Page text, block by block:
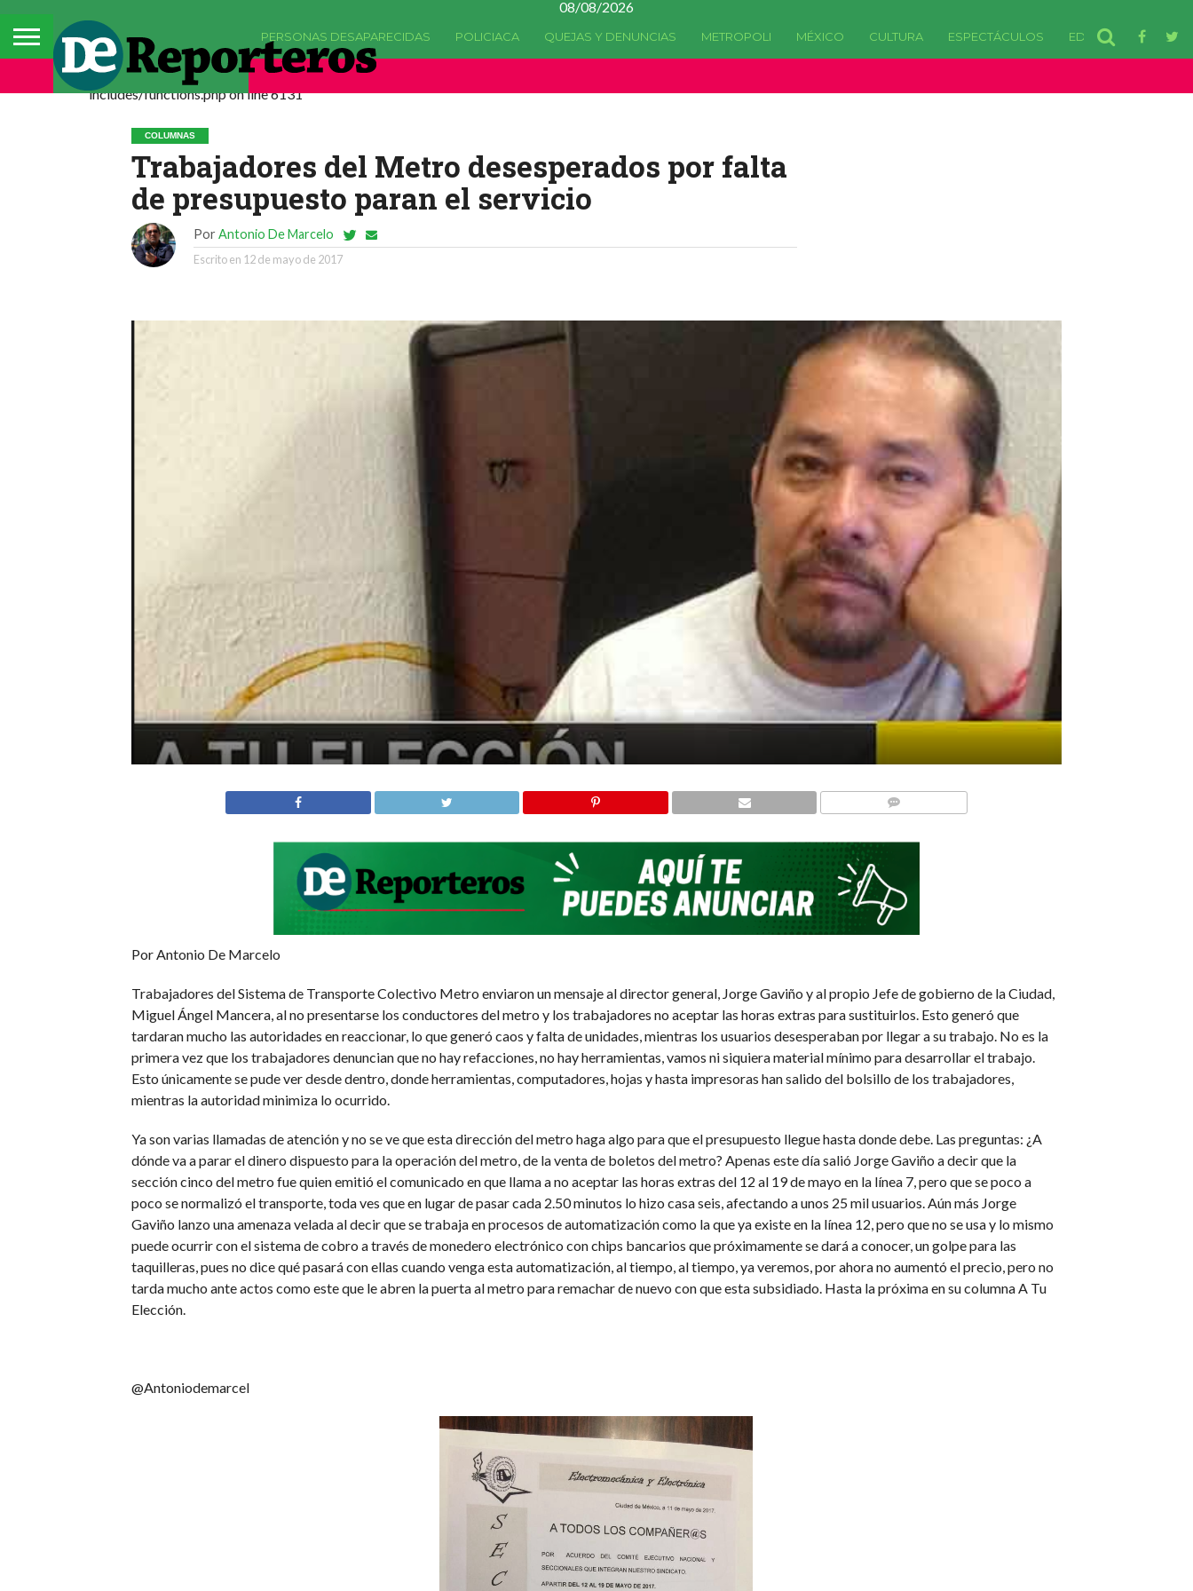
08/08/2026
PERSONAS DESAPARECIDAS POLICIACA QUEJAS Y DENUNCIAS METROPOLI MÉXICO CULTURA ESPECTÁCULOS EDOMEX
Deprecated: La función comments_popup_script ha quedado
includes/functions.php on line 6131
COLUMNAS
Trabajadores del Metro desesperados por falta
de presupuesto paran el servicio
Por Antonio De Marcelo
Escrito en 12 de mayo de 2017
Por Antonio De Marcelo
Trabajadores del Sistema de Transporte Colectivo Metro enviaron un mensaje al director general, Jorge Gaviño y al propio Jefe de gobierno de la Ciudad,
Miguel Ángel Mancera, al no presentarse los conductores del metro y los trabajadores no aceptar las horas extras para sustituirlos. Esto generó que
tardaran mucho las autoridades en reaccionar, lo que generó caos y falta de unidades, mientras los usuarios desesperaban por llegar a su trabajo. No es la
primera vez que los trabajadores denuncian que no hay refacciones, no hay herramientas, vamos ni siquiera material mínimo para desarrollar el trabajo.
Esto únicamente se pude ver desde dentro, donde herramientas, computadores, hojas y hasta impresoras han salido del bolsillo de los trabajadores,
mientras la autoridad minimiza lo ocurrido.
Ya son varias llamadas de atención y no se ve que esta dirección del metro haga algo para que el presupuesto llegue hasta donde debe. Las preguntas: ¿A
dónde va a parar el dinero dispuesto para la operación del metro, de la venta de boletos del metro? Apenas este día salió Jorge Gaviño a decir que la
sección cinco del metro fue quien emitió el comunicado en que llama a no aceptar las horas extras del 12 al 19 de mayo en la línea 7, pero que se poco a
poco se normalizó el transporte, toda ves que en lugar de pasar cada 2.50 minutos lo hizo casa seis, afectando a unos 25 mil usuarios. Aún más Jorge
Gaviño lanzo una amenaza velada al decir que se trabaja en procesos de automatización como la que ya existe en la línea 12, pero que no se usa y lo mismo
puede ocurrir con el sistema de cobro a través de monedero electrónico con chips bancarios que próximamente se dará a conocer, un golpe para las
taquilleras, pues no dice qué pasará con ellas cuando venga esta automatización, al tiempo, al tiempo, ya veremos, por ahora no aumentó el precio, pero no
tarda mucho ante actos como este que le abren la puerta al metro para remachar de nuevo con que esta subsidiado. Hasta la próxima en su columna A Tu
Elección.
@Antoniodemarcel